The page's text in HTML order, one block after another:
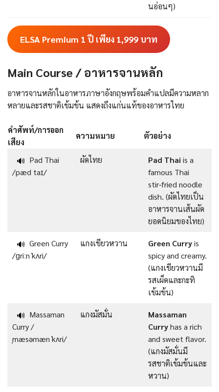
นอ่อนๆ)
ELSA Premium 1 ปี เพียง 1,999 บาท
Main Course / อาหารจานหลัก
อาหารจานหลักในอาหารภาษาอังกฤษพร้อมคําแปลมีความหลาก
หลายและรสชาติเข้มข้น แสดงถึงแก่นแท้ของอาหารไทย
คำศัพท์/การออก
เสียง
ความหมาย ตัวอย่าง
🔊 Pad Thai
/pæd taɪ/
ผัดไทย Pad Thai is a
famous Thai
stir‑fried noodle
dish. (ผัดไทยเป็น
อาหารจานเส้นผัด
ยอดนิยมของไทย)
🔊 Green Curry
/ɡriːn ˈkʌri/
แกงเขียวหวาน Green Curryis
spicy and creamy.
(แกงเขียวหวานมี
รสเผ็ดและกะทิ
เข้มข้น)
🔊 Massaman
Curry /
ˌmæsəmæn ˈkʌri/
แกงมัสมั่น
Massaman
Curryhas a rich
and sweet flavor.
(แกงมัสมั่นมี
รสชาติเข้มข้นและ
หวาน)